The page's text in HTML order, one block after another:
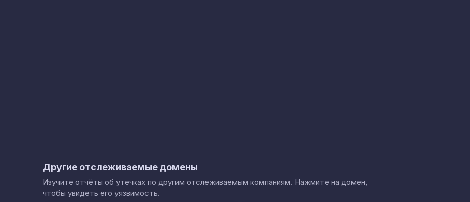
Другие отслеживаемые домены
Изучите отчёты об утечках по другим отслеживаемым компаниям. Нажмите на домен,
чтобы увидеть его уязвимость.